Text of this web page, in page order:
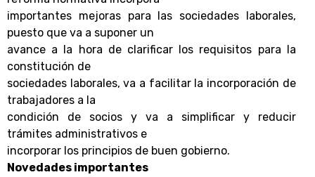
importantes mejoras para las sociedades laborales,
puesto que va a suponer un
avance a la hora de clarificar los requisitos para la
constitución de
sociedades laborales, va a facilitar la incorporación de
trabajadores a la
condición de socios y va a simplificar y reducir
trámites administrativos e
incorporar los principios de buen gobierno.
Novedades importantes